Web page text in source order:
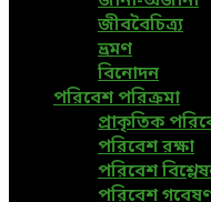
জীববৈচিত্র্য
ভ্রমণ
বিনোদন
পরিবেশ পরিক্রমা
প্রাকৃতিক
পরিবেশ রক্ষা
পরিবেশ
পরিবেশ